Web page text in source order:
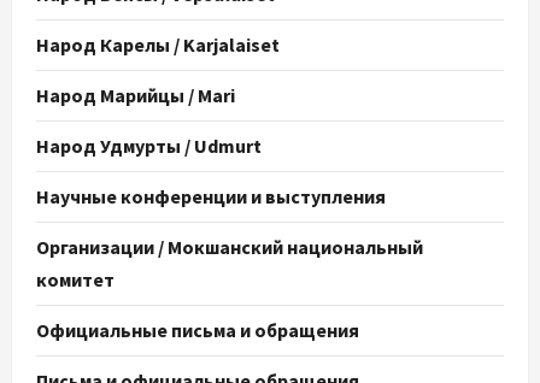
Народ Карелы / Karjalaiset
Народ Марийцы / Mari
Народ Удмурты / Udmurt
Научные конференции и выступления
Организации / Мокшанский национальный
комитет
Официальные письма и обращения